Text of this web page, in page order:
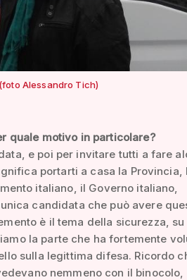
Alessandro Tich)
quale motivo in particolare?
e poi per invitare tutti a fare
portarti a casa la Provincia,
italiano, il Governo italiano,
candidata che può avere
è il tema della sicurezza,
la parte che ha fortemente
sulla legittima difesa. Ricordo
nemmeno con il binocolo,